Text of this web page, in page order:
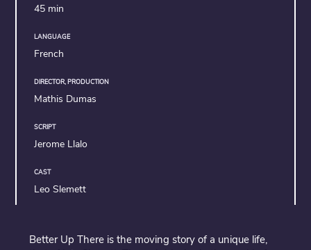
45 min
LANGUAGE
French
DIRECTOR, PRODUCTION
Mathis Dumas
SCRIPT
Jerome Llalo
CAST
Leo Slemett
Better Up There is the moving story of a unique life,